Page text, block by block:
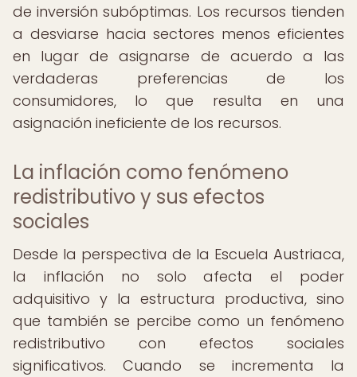
de inversión subóptimas. Los recursos tienden
a desviarse hacia sectores menos eficientes
en lugar de asignarse de acuerdo a las
verdaderas preferencias de los
consumidores, lo que resulta en una
asignación ineficiente de los recursos.
La inflación como fenómeno
redistributivo y sus efectos
sociales
Desde la perspectiva de la Escuela Austriaca,
la inflación no solo afecta el poder
adquisitivo y la estructura productiva, sino
que también se percibe como un fenómeno
redistributivo con efectos sociales
significativos. Cuando se incrementa la